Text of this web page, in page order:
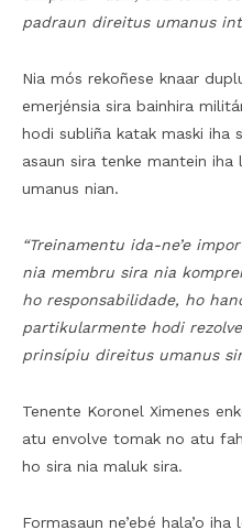
padraun direitus umanus
Nia mós rekoñese knaar
emerjénsia sira bainhira
hodi subliña katak maski iha
asaun sira tenke mantein
umanus nian.
“Treinamentu ida-ne’e
nia membru sira nia
ho responsabilidade, ho
partikularmente hodi
prinsípiu direitus umanus
Tenente Koronel Ximenes
atu envolve tomak no atu
ho sira nia maluk sira.
Formasaun ne’ebé hala’o